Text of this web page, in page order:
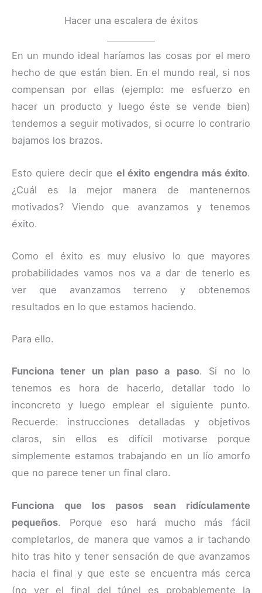
Hacer una escalera de éxitos
En un mundo ideal haríamos las cosas por el mero
hecho de que están bien. En el mundo real, si nos
compensan por ellas (ejemplo: me esfuerzo en
hacer un producto y luego éste se vende bien)
tendemos a seguir motivados, si ocurre lo contrario
bajamos los brazos.
Esto quiere decir que el éxito engendra más éxito.
¿Cuál es la mejor manera de mantenernos
motivados? Viendo que avanzamos y tenemos
éxito.
Como el éxito es muy elusivo lo que mayores
probabilidades vamos nos va a dar de tenerlo es
ver que avanzamos terreno y obtenemos
resultados en lo que estamos haciendo.
Para ello.
Funciona tener un plan paso a paso. Si no lo
tenemos es hora de hacerlo, detallar todo lo
inconcreto y luego emplear el siguiente punto.
Recuerde: instrucciones detalladas y objetivos
claros, sin ellos es difícil motivarse porque
simplemente estamos trabajando en un lío amorfo
que no parece tener un final claro.
Funciona que los pasos sean ridículamente
pequeños. Porque eso hará mucho más fácil
completarlos, de manera que vamos a ir tachando
hito tras hito y tener sensación de que avanzamos
hacia el final y que este se encuentra más cerca
(no ver el final del túnel es probablemente la